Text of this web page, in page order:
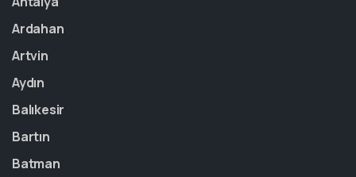
Ardahan
Artvin
Aydın
Balıkesir
Bartın
Batman